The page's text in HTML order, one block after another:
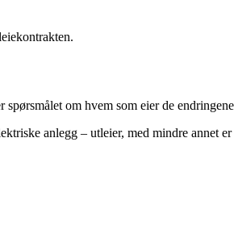
om hvem som eier de
anlegg – utleier, med mindre